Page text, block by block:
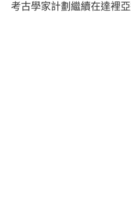
考古學家計劃繼續在達裡